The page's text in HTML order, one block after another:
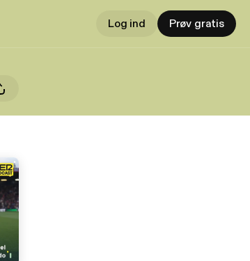
Log ind Prøv gratis